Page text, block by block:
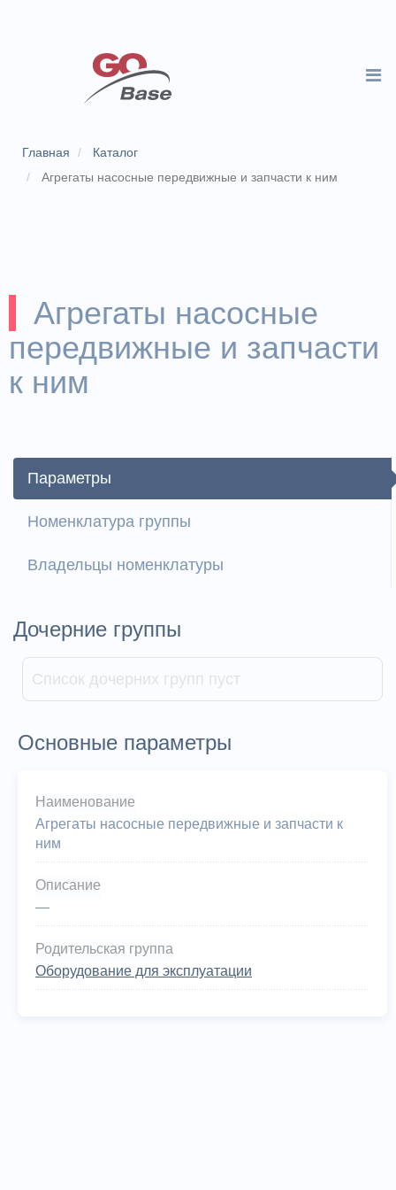
Главная
Каталог
Агрегаты насосные передвижные и запчасти к ним
Агрегаты насосные
передвижные и запчасти
к ним
Параметры
Номенклатура группы
Владельцы номенклатуры
Дочерние группы
Список дочерних групп пуст
Основные параметры
Наименование
Агрегаты насосные передвижные и запчасти к
ним
Описание
—
Родительская группа
Оборудование для эксплуатации